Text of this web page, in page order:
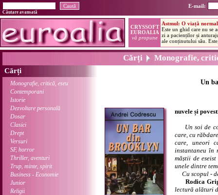
E-mail:
Căutare avansată
Cărți Monografie,
Cărți
Monografie, critică, eseu
Contemporani
Istorie
Dezvoltare personală
Dosar
Clasici
Drept
Versuri
SF, horror
Thriller, aventuri
Trup, minte, spirit
Business - Economie
Junior
Religii
Un
nuvele și
Un soi de
care, cu
care, uneori
instantaneu în
măștii de
unele dintre
Cu scopul -
Rodica
lectură alături